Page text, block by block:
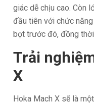
giác dễ chịu cao. Còn
đầu tiên với chức
bọt trước đó, đồng
Trải
X
Hoka Mach X sẽ là